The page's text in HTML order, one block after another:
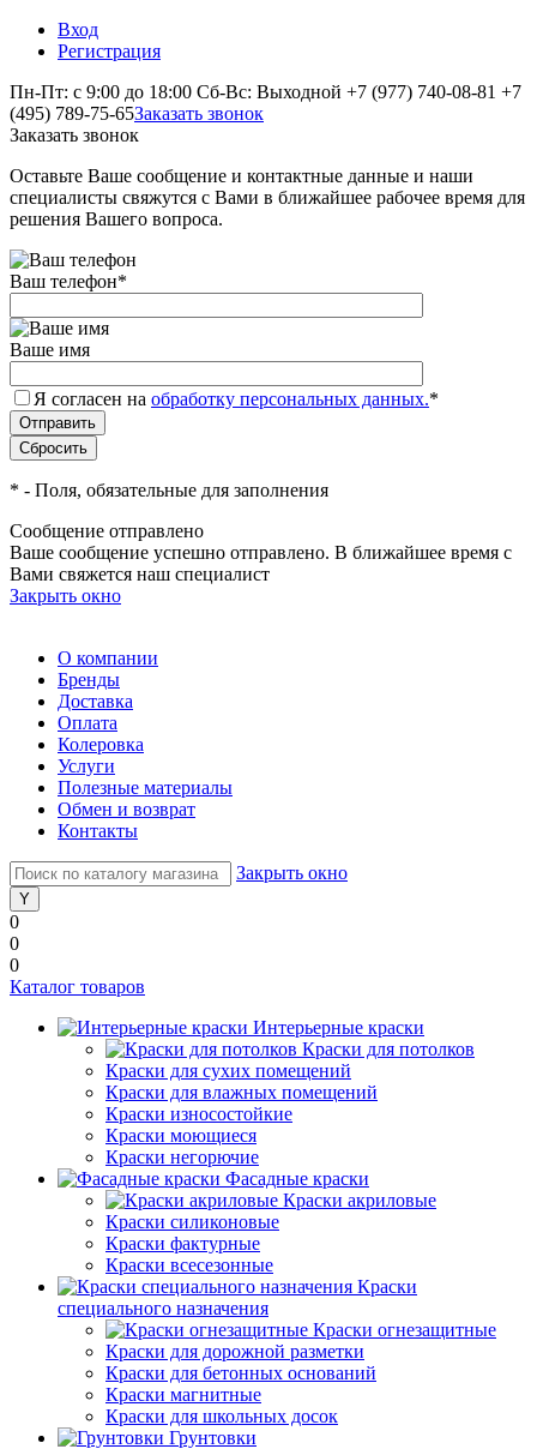
Вход
Регистрация
Пн-Пт: с 9:00 до 18:00 Сб-Вс: Выходной +7 (977) 740-08-81 +7
(495) 789-75-65Заказать звонок
Заказать звонок
Оставьте Ваше сообщение и контактные данные и наши
специалисты свяжутся с Вами в ближайшее рабочее время для
решения Вашего вопроса.
Ваш телефон*
Ваше имя
Я согласен на обработку персональных данных.*
* - Поля, обязательные для заполнения
Сообщение отправлено
Ваше сообщение успешно отправлено. В ближайшее время с
Вами свяжется наш специалист
Закрыть окно
О компании
Бренды
Доставка
Оплата
Колеровка
Услуги
Полезные материалы
Обмен и возврат
Контакты
Закрыть окно
0
0
0
Каталог товаров
Интерьерные краски
Краски для потолков
Краски для сухих помещений
Краски для влажных помещений
Краски износостойкие
Краски моющиеся
Краски негорючие
Фасадные краски
Краски акриловые
Краски силиконовые
Краски фактурные
Краски всесезонные
Краски
специального назначения
Краски огнезащитные
Краски для дорожной разметки
Краски для бетонных оснований
Краски магнитные
Краски для школьных досок
Грунтовки